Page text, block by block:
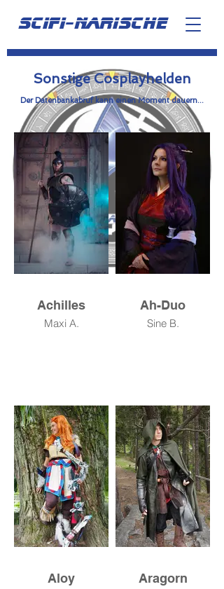
scifi-narische
Sonstige Cosplayhelden
Der Datenbankabruf kann einen Moment dauern...
Achilles
Maxi A.
Ah-Duo
Sine B.
Aloy Aragorn